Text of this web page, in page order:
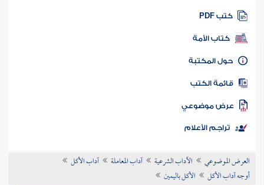
كتب PDF
كتاب الأمة
المكتبة
الكتب
موضوعي
تراجم الأعلام
العرض الموضوعي الآداب الشرعية آداب المعاملة
آداب الأكل
أوجه آداب الأكل
الأكل باليمين